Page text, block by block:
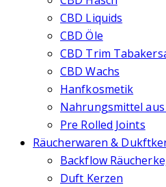
CBD Liquids
CBD Öle
CBD Trim
CBD Wachs
Hanfkosmetik
Nahrungsmittel
Pre Rolled Joints
Räucherwaren &
Backflow
Duft Kerzen